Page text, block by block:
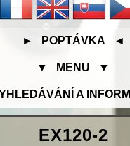
► POPTÁVKA ◄
▼ MENU ▼
A
EX120-2